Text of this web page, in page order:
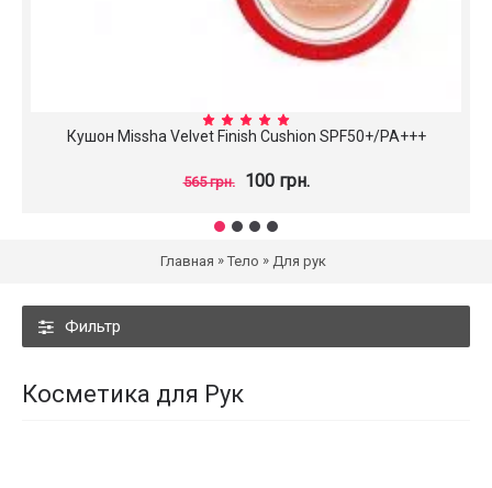
Кушон Missha Velvet Finish Cushion SPF50+/PA+++
565 грн. 100 грн.
Главная » Тело » Для рук
Фильтр
Косметика для Рук